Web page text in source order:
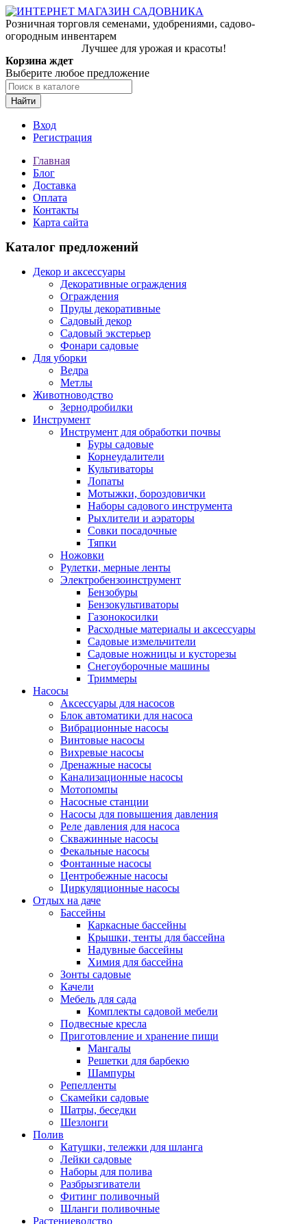
Розничная торговля семенами, удобрениями, садово-
огородным инвентарем
Лучшее для урожая и красоты!
Корзина ждет
Выберите любое предложение
Найти
Вход
Регистрация
Главная
Блог
Доставка
Оплата
Контакты
Карта сайта
Каталог предложений
Декор и аксессуары
Декоративные ограждения
Ограждения
Пруды декоративные
Садовый декор
Садовый экстерьер
Фонари садовые
Для уборки
Ведра
Метлы
Животноводство
Зернодробилки
Инструмент
Инструмент для обработки почвы
Буры садовые
Корнеудалители
Культиваторы
Лопаты
Мотыжки, бороздовички
Наборы садового инструмента
Рыхлители и аэраторы
Совки посадочные
Тяпки
Ножовки
Рулетки, мерные ленты
Электробензоинструмент
Бензобуры
Бензокультиваторы
Газонокосилки
Расходные материалы и аксессуары
Садовые измельчители
Садовые ножницы и кусторезы
Снегоуборочные машины
Триммеры
Насосы
Аксессуары для насосов
Блок автоматики для насоса
Вибрационные насосы
Винтовые насосы
Вихревые насосы
Дренажные насосы
Канализационные насосы
Мотопомпы
Насосные станции
Насосы для повышения давления
Реле давления для насоса
Скважинные насосы
Фекальные насосы
Фонтанные насосы
Центробежные насосы
Циркуляционные насосы
Отдых на даче
Бассейны
Каркасные бассейны
Крышки, тенты для бассейна
Надувные бассейны
Химия для бассейна
Зонты садовые
Качели
Мебель для сада
Комплекты садовой мебели
Подвесные кресла
Приготовление и хранение пищи
Мангалы
Решетки для барбекю
Шампуры
Репелленты
Скамейки садовые
Шатры, беседки
Шезлонги
Полив
Катушки, тележки для шланга
Лейки садовые
Наборы для полива
Разбрызгиватели
Фитинг поливочный
Шланги поливочные
Растениеводство